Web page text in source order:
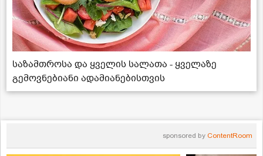
საზამთროსა და ყველის სალათა - ყველაზე
გემოვნებიანი ადამიანებისთვის
sponsored by ContentRoom